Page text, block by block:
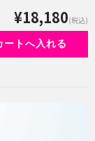
¥18,180(税込)